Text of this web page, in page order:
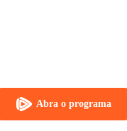
Abra o programa